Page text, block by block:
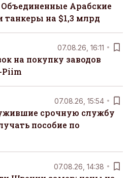
Арабские
на $1,3 млрд
07.08.26, 16:11
на покупку заводов
Piim
07.08.26, 15:54
срочную службу
пособие по
07.08.26, 14:38